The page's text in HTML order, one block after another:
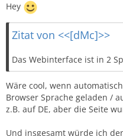
Hey
Zitat von <<[dMc]>>
Das Webinterface ist in 2
Wäre cool, wenn
Browser Sprache geladen /
z.B. auf DE, aber die Seite
Und insgesamt würde ich